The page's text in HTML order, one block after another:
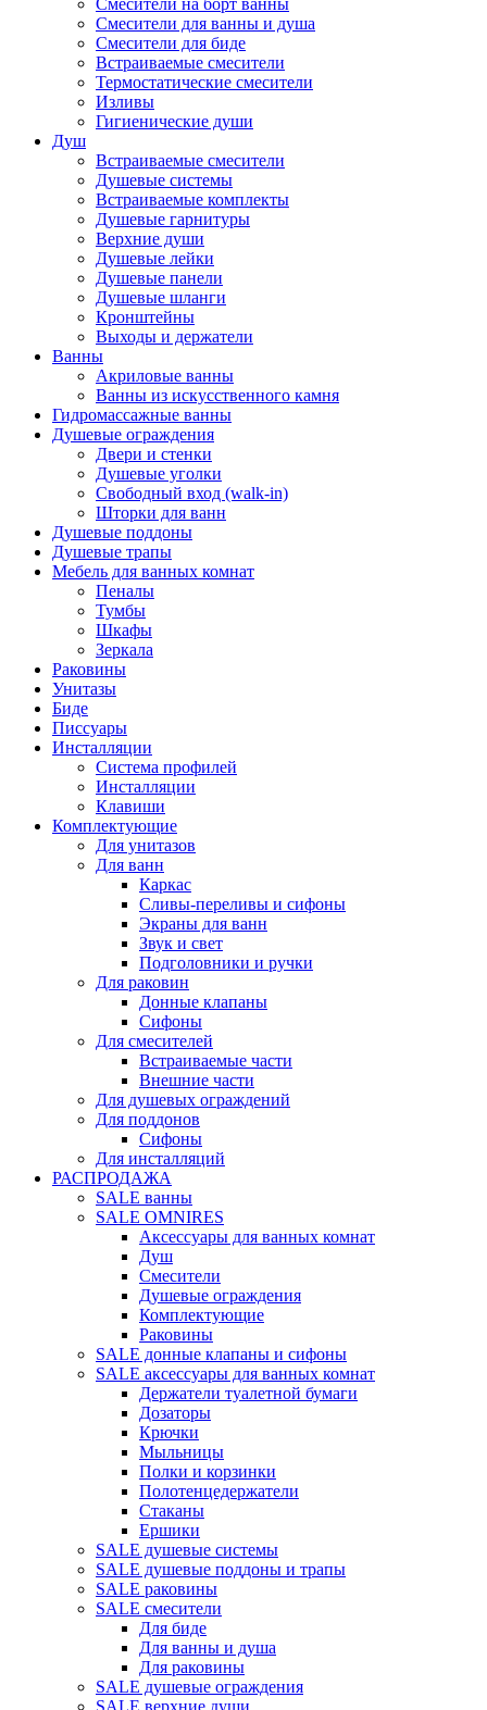
Смесители на борт ванны
Смесители для ванны и душа
Смесители для биде
Встраиваемые смесители
Термостатические смесители
Изливы
Гигиенические души
Душ
Встраиваемые смесители
Душевые системы
Встраиваемые комплекты
Душевые гарнитуры
Верхние души
Душевые лейки
Душевые панели
Душевые шланги
Кронштейны
Выходы и держатели
Ванны
Акриловые ванны
Ванны из искусственного камня
Гидромассажные ванны
Душевые ограждения
Двери и стенки
Душевые уголки
Свободный вход (walk-in)
Шторки для ванн
Душевые поддоны
Душевые трапы
Мебель для ванных комнат
Пеналы
Тумбы
Шкафы
Зеркала
Раковины
Унитазы
Биде
Писсуары
Инсталляции
Система профилей
Инсталляции
Клавиши
Комплектующие
Для унитазов
Для ванн
Каркас
Сливы-переливы и сифоны
Экраны для ванн
Звук и свет
Подголовники и ручки
Для раковин
Донные клапаны
Сифоны
Для смесителей
Встраиваемые части
Внешние части
Для душевых ограждений
Для поддонов
Сифоны
Для инсталляций
РАСПРОДАЖА
SALE ванны
SALE OMNIRES
Аксессуары для ванных комнат
Душ
Смесители
Душевые ограждения
Комплектующие
Раковины
SALE донные клапаны и сифоны
SALE аксессуары для ванных комнат
Держатели туалетной бумаги
Дозаторы
Крючки
Мыльницы
Полки и корзинки
Полотенцедержатели
Стаканы
Ершики
SALE душевые системы
SALE душевые поддоны и трапы
SALE раковины
SALE смесители
Для биде
Для ванны и душа
Для раковины
SALE душевые ограждения
SALE верхние души